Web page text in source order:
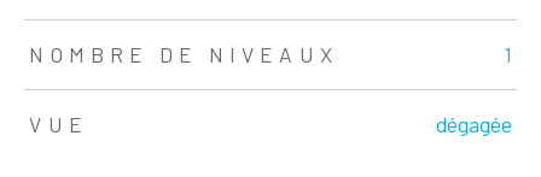
NOMBRE DE NIVEAUX 1
VUE dégagée